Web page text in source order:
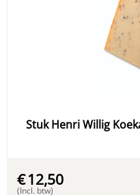
Stuk Henri Willig
€12,50
(Incl. btw)